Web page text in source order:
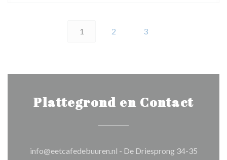
1 2 3
Plattegrond en Contact
info@eetcafedebuuren.nl - De Driesprong 34-35